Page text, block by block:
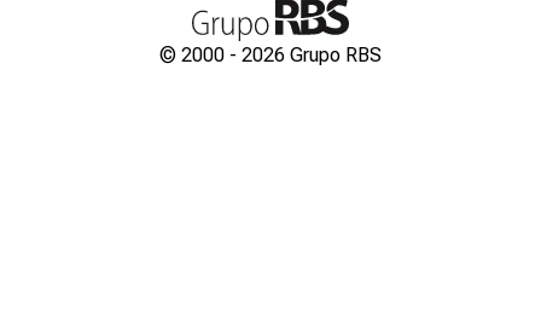
© 2000 - 2026 Grupo RBS